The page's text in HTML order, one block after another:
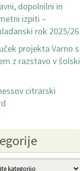
dopolnilni in
izpiti –
rok 2025/26
projekta Varno s
z razstavo v šolski
citrarski